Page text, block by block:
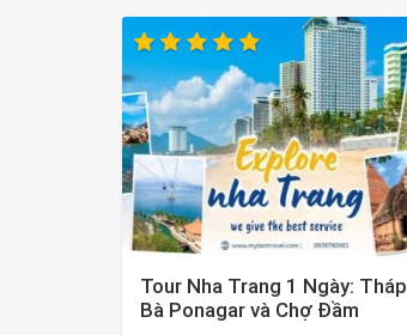
Tour Nha Trang 1 Ngày: Tháp
Bà Ponagar và Chợ Đầm